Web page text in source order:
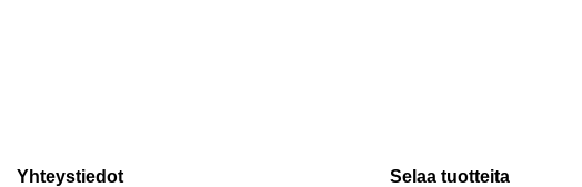
Yhteystiedot
Selaa tuotteita